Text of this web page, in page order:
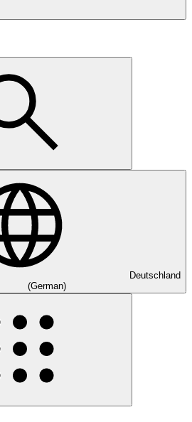
Deutschland
(German)